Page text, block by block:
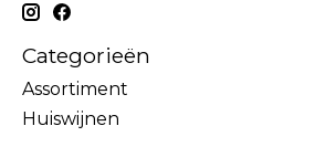
Categorieën
Assortiment
Huiswijnen